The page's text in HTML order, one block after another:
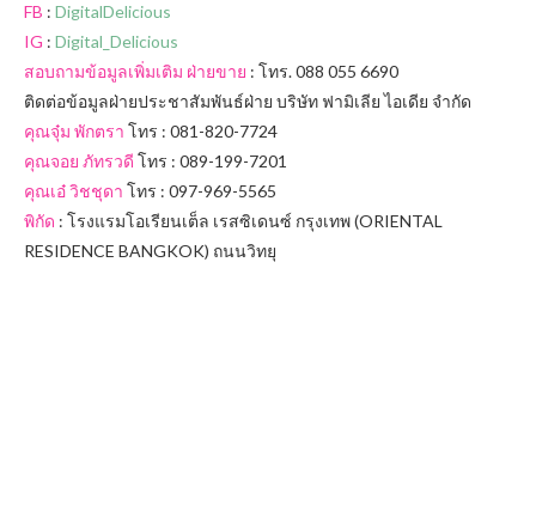
FB : DigitalDelicious
IG : Digital_Delicious
สอบถามข้อมูลเพิ่มเติม ฝ่ายขาย : โทร. 088 055 6690
ติดต่อข้อมูลฝ่ายประชาสัมพันธ์ฝ่าย บริษัท ฟามิเลีย ไอเดีย จำกัด
คุณจุ๋ม พักตรา โทร : 081-820-7724
คุณจอย ภัทรวดี โทร : 089-199-7201
คุณเอ๋ วิชชุดา โทร : 097-969-5565
พิกัด : โรงแรมโอเรียนเต็ล เรสซิเดนซ์ กรุงเทพ (ORIENTAL
RESIDENCE BANGKOK) ถนนวิทยุ